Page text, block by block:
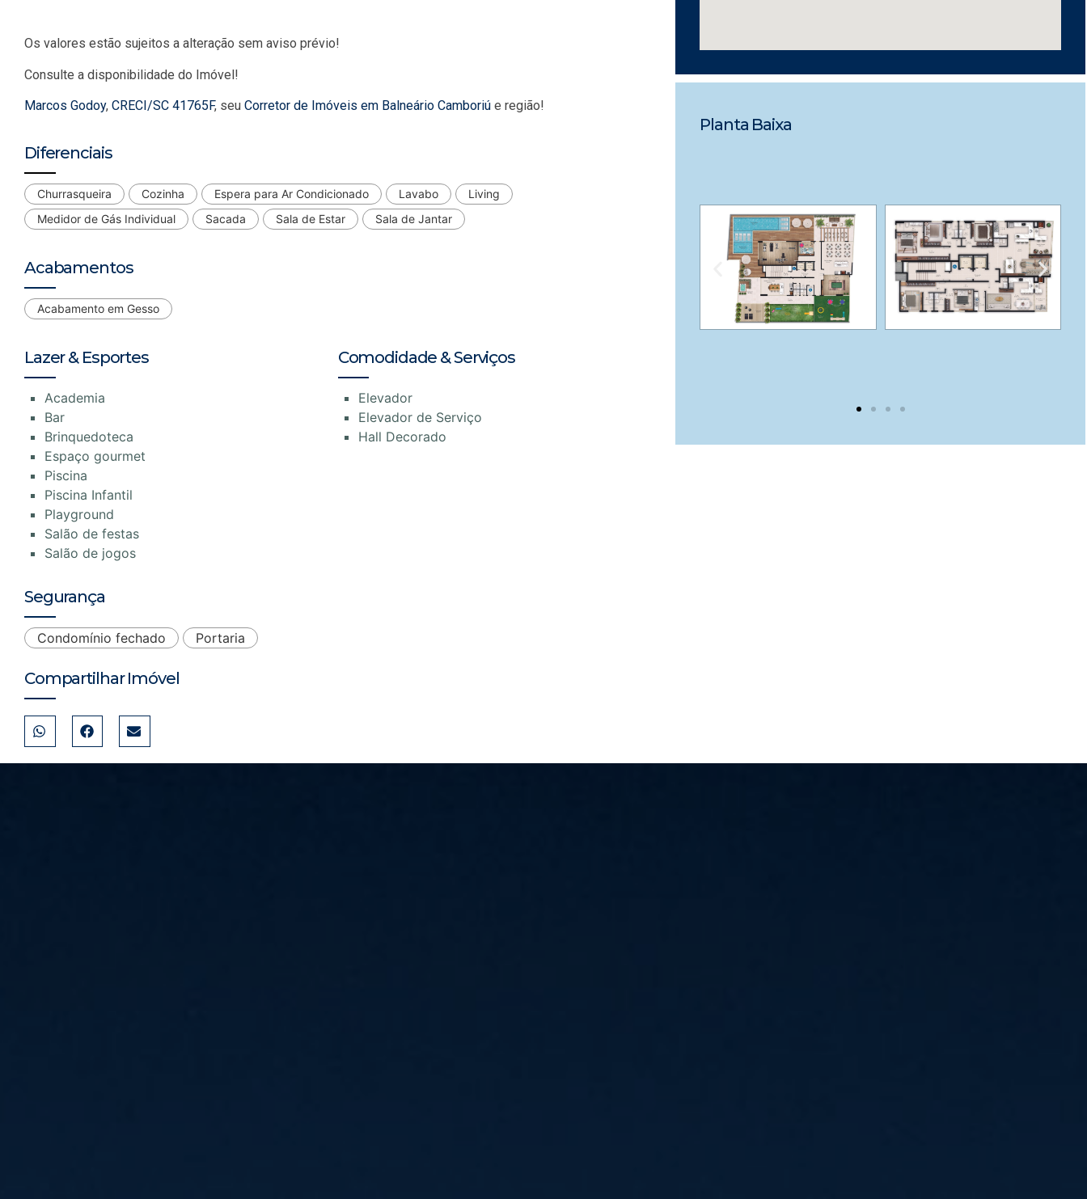
Os valores estão sujeitos a alteração sem aviso prévio!
Consulte a disponibilidade do Imóvel!
Marcos Godoy, CRECI/SC 41765F, seu Corretor de Imóveis em Balneário Camboriú e região!
Diferenciais
Churrasqueira Cozinha Espera para Ar Condicionado Lavabo
Living
Medidor de Gás Individual
Sacada Sala de Estar Sala de Jantar
Acabamentos
Acabamento em Gesso
Lazer & Esportes
Academia
Bar
Brinquedoteca
Espaço gourmet
Piscina
Piscina Infantil
Playground
Salão de festas
Salão de jogos
Comodidade & Serviços
Elevador
Elevador de Serviço
Hall Decorado
Segurança
Condomínio fechado Portaria
Compartilhar Imóvel
Planta Baixa